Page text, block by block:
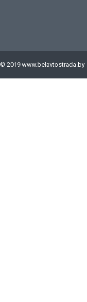
© 2019 www.belavtostrada.by